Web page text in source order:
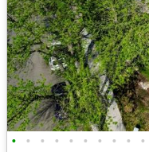
• • • • • • • • • •